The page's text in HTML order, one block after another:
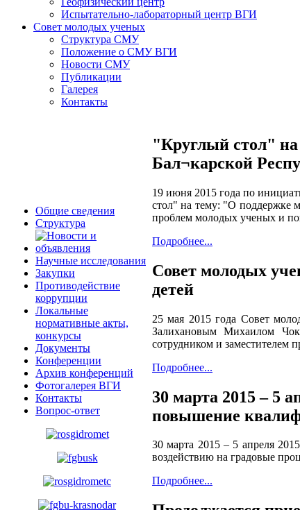
Испытательно-лабораторный центр ВГИ
Совет молодых ученых
Структура СМУ
Положение о СМУ ВГИ
Новости СМУ
Публикации
Галерея
Контакты
Общие сведения
Структура
Научные исследования
Закупки
Противодействие
коррупции
Локальные
нормативные акты,
конкурсы
Документы
Конференции
Архив конференций
Фотогалерея ВГИ
Контакты
Вопрос-ответ
"Круглый стол"
Бал¬карской
19 июня 2015 года по
стол" на тему: "О поддержке
проблем молодых ученых и
Подробнее...
Совет молодых
детей
25 мая 2015 года Совет
Залихановым Михаилом
сотрудником и
Подробнее...
30 марта 2015 – 5
повышение
30 марта 2015 – 5 апреля
воздействию на градовые
Подробнее...